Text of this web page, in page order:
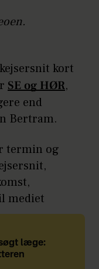
kort
SE og HØR,
end
Bertram.
termin og
mediet
læge: